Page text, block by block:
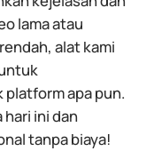
lama atau
alat kami
apa pun.
ini dan
tanpa biaya!